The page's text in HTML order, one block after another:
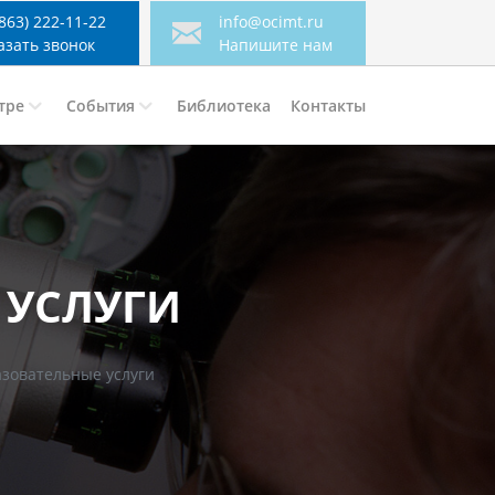
222-11-22
звонок
info@ocimt.ru
Напишите нам
События Библиотека Контакты
услуги